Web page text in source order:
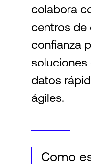
Logincolabora
centros de
confianza
soluciones
datos
ágiles.
Como